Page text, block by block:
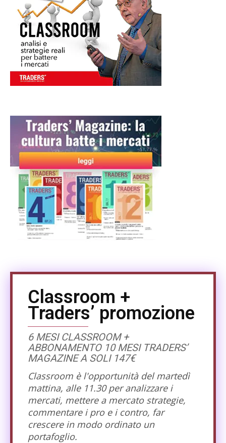
Classroom +
Traders’ promozione
6 MESI CLASSROOM +
ABBONAMENTO 10 MESI TRADERS’
MAGAZINE A SOLI 147€
Classroom è l'opportunità del martedì
mattina, alle 11.30 per analizzare i
mercati, mettere a mercato strategie,
commentare i pro e i contro, far
crescere in modo ordinato un
portafoglio.